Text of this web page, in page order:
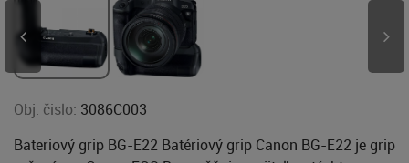
Obj. čislo: 3086C003
Bateriový grip BG-E22 Batériový grip Canon BG-E22 je grip